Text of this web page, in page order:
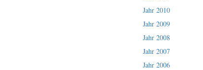
Jahr 2010
Jahr 2009
Jahr 2008
Jahr 2007
Jahr 2006